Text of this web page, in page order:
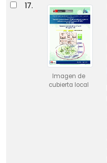
17.
Imagen de
cubierta local